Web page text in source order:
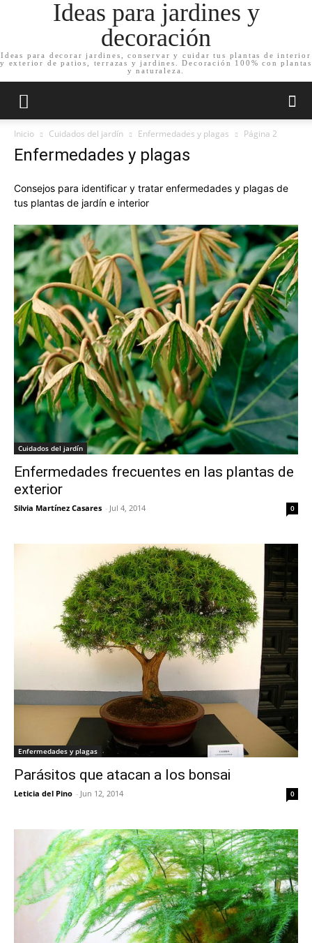
Ideas para jardines y
decoración
Ideas para decorar jardines, conservar y cuidar tus plantas de interior
y exterior de patios, terrazas y jardines. Decoración 100% con plantas
y naturaleza.
Inicio Cuidados del jardín Enfermedades y plagas Página 2
Enfermedades y plagas
Consejos para identificar y tratar enfermedades y plagas de
tus plantas de jardín e interior
Cuidados del jardín
Enfermedades frecuentes en las plantas de
exterior
Silvia Martínez Casares - Jul 4, 2014 0
Enfermedades y plagas
Parásitos que atacan a los bonsai
Leticia del Pino - Jun 12, 2014 0